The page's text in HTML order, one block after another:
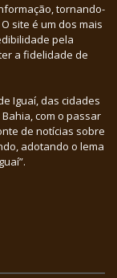
tornando-
site é um dos mais
pela
a fidelidade de
Iguaí, das cidades
com o passar
de notícias sobre
adotando o lema